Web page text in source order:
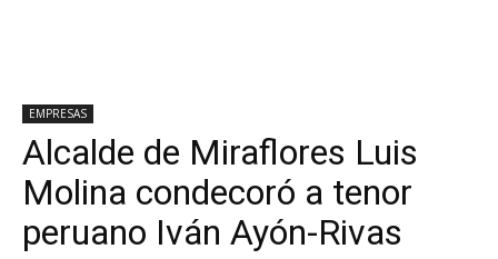
EMPRESAS
Alcalde de Miraflores Luis
Molina condecoró a tenor
peruano Iván Ayón-Rivas